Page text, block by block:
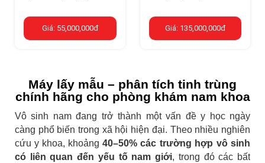
Giá: 55,000,000đ Giá: 135,000,000đ
Máy lấy mẫu – phân tích tinh trùng
chính hãng cho phòng khám nam khoa
Vô sinh nam đang trở thành một vấn đề y học ngày
càng phổ biến trong xã hội hiện đại. Theo nhiều nghiên
cứu y khoa, khoảng 40–50% các trường hợp vô sinh
có liên quan đến yếu tố nam giới, trong đó các bất